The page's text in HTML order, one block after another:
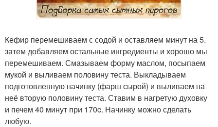
Кефир перемешиваем с содой и оставляем минут на 5.
затем добавляем остальные ингредиенты и хорошо мы
перемешиваем. Смазываем форму маслом, посыпаем
мукой и выливаем половину теста. Выкладываем
подготовленную начинку (фарш сырой) и выливаем на
неё вторую половину теста. Ставим в нагретую духовку
и печем 40 минут при 170c. Начинку можно сделать
любую.